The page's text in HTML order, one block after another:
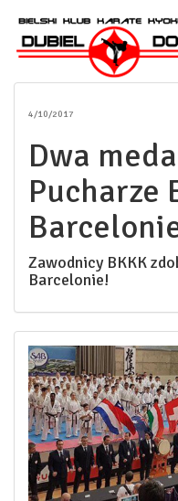
4/10/2017
Dwa
Pucharze
Zawodnicy BKKK
Barcelonie!